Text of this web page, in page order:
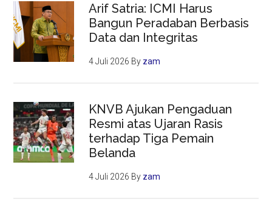
Arif Satria: ICMI Harus
Bangun Peradaban Berbasis
Data dan Integritas
4 Juli 2026 By zam
KNVB Ajukan Pengaduan
Resmi atas Ujaran Rasis
terhadap Tiga Pemain
Belanda
4 Juli 2026 By zam